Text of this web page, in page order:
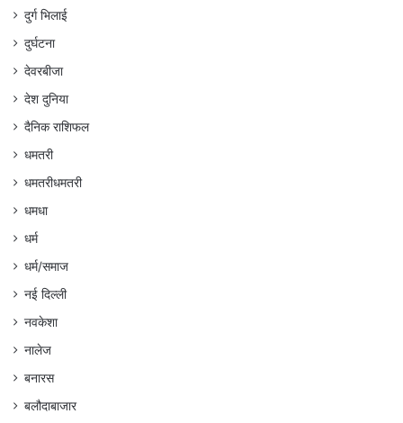
दुर्ग भिलाई
दुर्घटना
देवरबीजा
देश दुनिया
दैनिक राशिफल
धमतरी
धमतरीधमतरी
धमधा
धर्म
धर्म/समाज
नई दिल्ली
नवकेशा
नालेज
बनारस
बलौदाबाजार